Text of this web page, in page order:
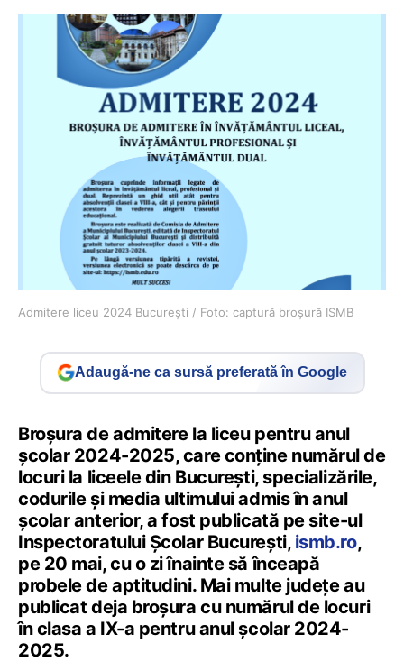
Admitere liceu 2024 București / Foto: captură broșură ISMB
Adaugă-ne ca sursă preferată în Google
Broșura de admitere la liceu pentru anul
școlar 2024-2025, care conține numărul de
locuri la liceele din București, specializările,
codurile și media ultimului admis în anul
școlar anterior, a fost publicată pe site-ul
Inspectoratului Școlar București, ismb.ro,
pe 20 mai, cu o zi înainte să înceapă
probele de aptitudini. Mai multe județe au
publicat deja broșura cu numărul de locuri
în clasa a IX-a pentru anul școlar 2024-
2025.